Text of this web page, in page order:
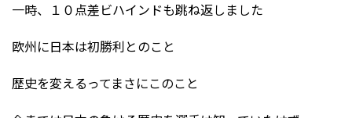
一時、１０点差ビハインドも跳ね返しました
欧州に日本は初勝利とのこと
歴史を変えるってまさにこのこと